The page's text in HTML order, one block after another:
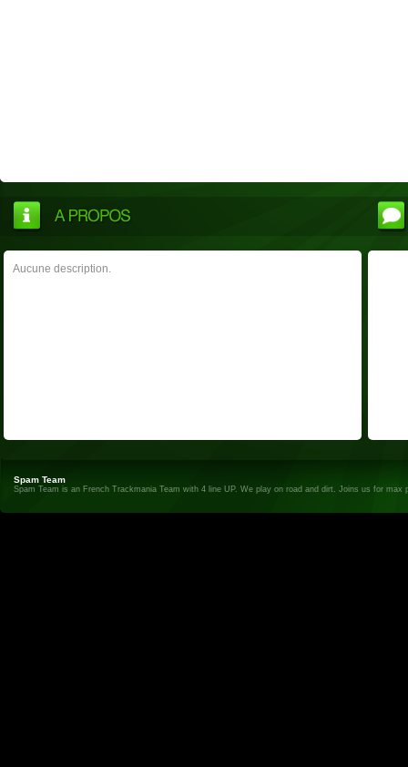
Aucune description.
Spam Team
Spam Team is an French Trackmania Team with 4 line UP. We play on road and dirt. Joins us for max